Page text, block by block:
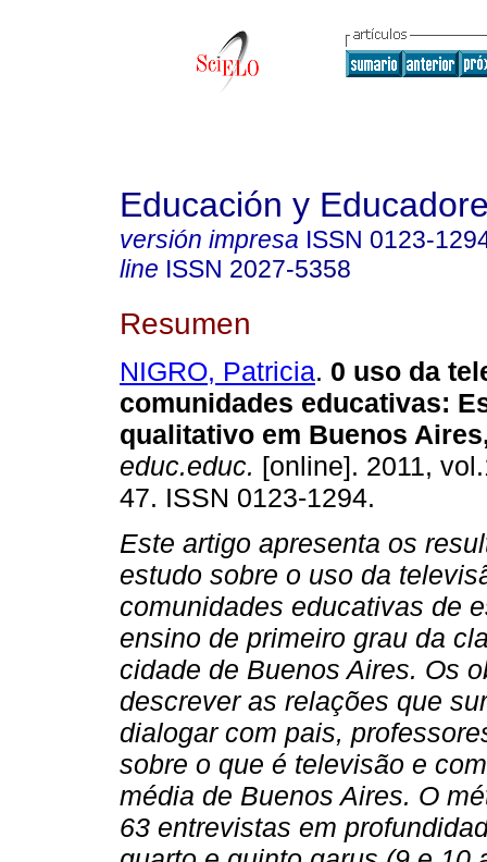
Educación y
versión impresa ISSN 0123-
line ISSN 2027-5358
Resumen
NIGRO, Patricia. 0 uso da
comunidades educativas:
qualitativo em Buenos
educ.educ. [online]. 2011,
47. ISSN 0123-1294.
Este artigo apresenta os
estudo sobre o uso da
comunidades educativas de
ensino de primeiro grau da
cidade de Buenos Aires. Os
descrever as relações que
dialogar com pais,
sobre o que é televisão e
média de Buenos Aires. O
63 entrevistas em